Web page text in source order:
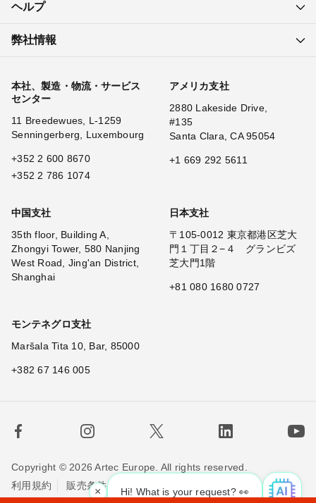
Hi! What is your request? 👀
×
ヘルプ
弊社情報
本社、製造・物流・サービス
センター
11 Breedewues, L-1259
Senningerberg, Luxembourg
+352 2 600 8670
+352 2 786 1074
アメリカ支社
2880 Lakeside Drive,
#135
Santa Clara, CA 95054
+1 669 292 5611
中国支社
35th floor, Building A,
Zhongyi Tower, 580 Nanjing
West Road, Jing'an District,
Shanghai
日本支社
〒105-0012 東京都港区芝大
門１丁目２−４ グランビズ
芝大門1階
+81 080 1680 0727
モンテネグロ支社
Maršala Tita 10, Bar, 85000
+382 67 146 005
Copyright © 2026 Artec Europe. All rights reserved.
利用規約
販売条件